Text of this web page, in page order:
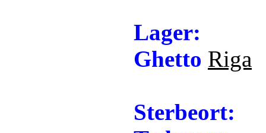
Lager:
Ghetto Riga
Sterbeort: